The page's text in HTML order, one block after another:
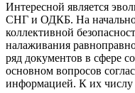
Интересной является
СНГ и ОДКБ. На
коллективной
налаживания
ряд документов в сфере
основном вопросов
информацией. К их числу